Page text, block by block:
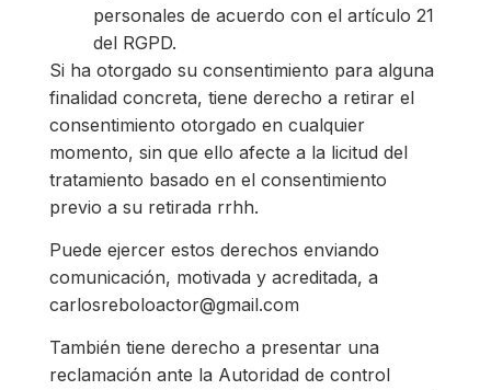
personales de acuerdo con el artículo 21
del RGPD.
Si ha otorgado su consentimiento para alguna
finalidad concreta, tiene derecho a retirar el
consentimiento otorgado en cualquier
momento, sin que ello afecte a la licitud del
tratamiento basado en el consentimiento
previo a su retirada rrhh.
Puede ejercer estos derechos enviando
comunicación, motivada y acreditada, a
carlosreboloactor@gmail.com
También tiene derecho a presentar una
reclamación ante la Autoridad de control